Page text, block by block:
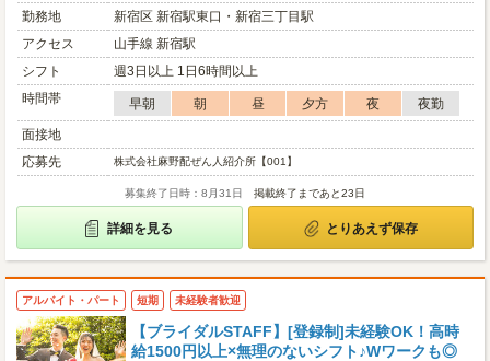
勤務地
新宿区 新宿駅東口・新宿三丁目駅
アクセス
山手線 新宿駅
シフト
週3日以上 1日6時間以上
時間帯
早朝 朝 昼 夕方 夜
夜勤
面接地
応募先
株式会社麻野配ぜん人紹介所【001】
募集終了日時：8月31日 掲載終了まであと23日
詳細を見る とりあえず保存
アルバイト・パート 短期 未経験者歓迎
【ブライダルSTAFF】[登録制]未経験OK！高時
給1500円以上×無理のないシフト♪Wワークも◎